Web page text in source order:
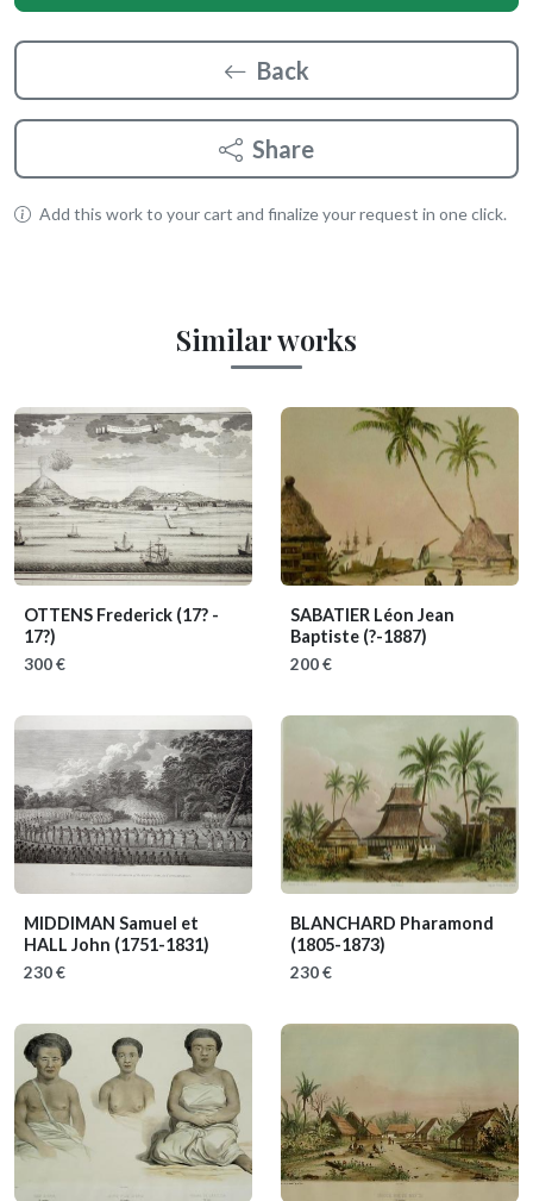
Back
Share
Add this work to your cart and finalize your request in one click.
Similar works
OTTENS Frederick (17? -
17?)
300 €
SABATIER Léon Jean
Baptiste (?-1887)
200 €
MIDDIMAN Samuel et
HALL John (1751-1831)
230 €
BLANCHARD Pharamond
(1805-1873)
230 €